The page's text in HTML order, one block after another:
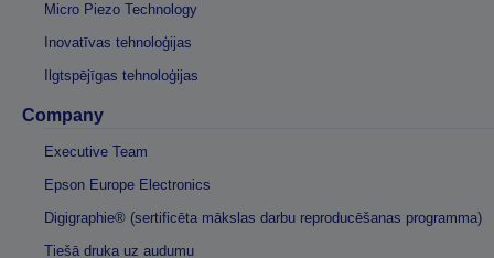
Micro Piezo Technology
Inovatīvas tehnoloģijas
Ilgtspējīgas tehnoloģijas
Company
Executive Team
Epson Europe Electronics
Digigraphie® (sertificēta mākslas darbu reproducēšanas programma)
Tiešā druka uz audumu